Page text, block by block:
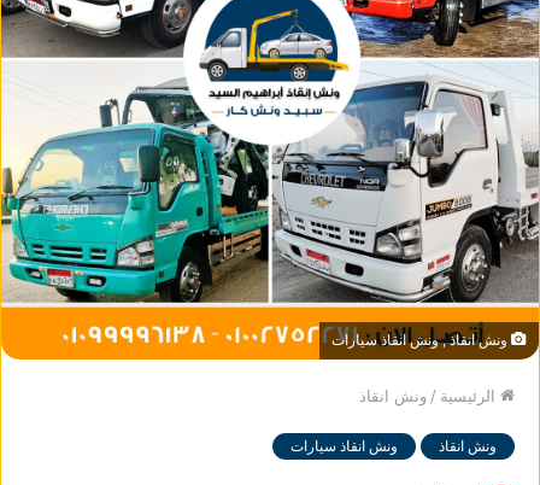
ونش انقاذ , ونش انقاذ سيارات
الرئيسية / ونش انقاذ
ونش انقاذ ونش انقاذ سيارات